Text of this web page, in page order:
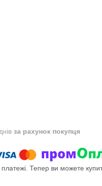
за рахунок покупця
платежі. Тепер ви можете